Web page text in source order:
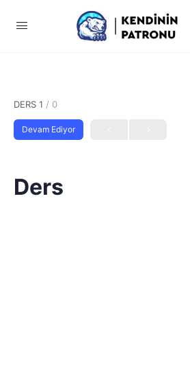
DERS 1 / 0
Devam Ediyor
Ders